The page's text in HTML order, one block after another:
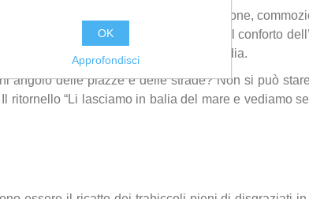
in continuazione c’è stata indignazione,
un dio minore… ma la maggior parte al conforto
innanzi a questa ulteriore tragedia.
angolo delle piazze e delle strade? Non si può
“Li lasciamo in balia del mare e vediamo
OK
Approfondisci